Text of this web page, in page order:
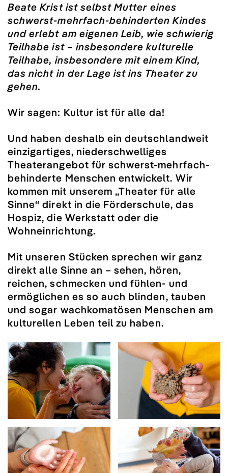
Beate Krist ist selbst Mutter eines
schwerst-mehrfach-behinderten Kindes
und erlebt am eigenen Leib, wie schwierig
Teilhabe ist – insbesondere kulturelle
Teilhabe, insbesondere mit einem Kind,
das nicht in der Lage ist ins Theater zu
gehen.
Wir sagen: Kultur ist für alle da!
Und haben deshalb ein deutschlandweit
einzigartiges, niederschwelliges
Theaterangebot für schwerst-mehrfach-
behinderte Menschen entwickelt. Wir
kommen mit unserem „Theater für alle
Sinne“ direkt in die Förderschule, das
Hospiz, die Werkstatt oder die
Wohneinrichtung.
Mit unseren Stücken sprechen wir ganz
direkt alle Sinne an – sehen, hören,
reichen, schmecken und fühlen- und
ermöglichen es so auch blinden, tauben
und sogar wachkomatösen Menschen am
kulturellen Leben teil zu haben.